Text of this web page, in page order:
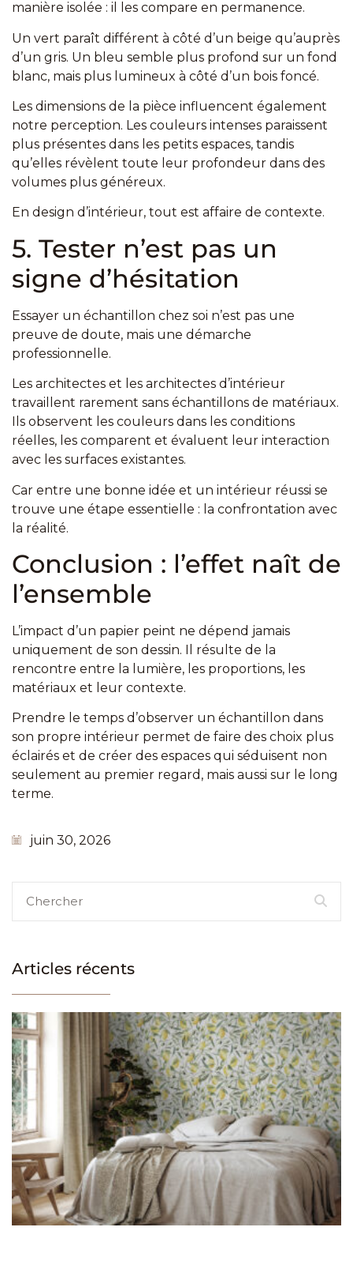
Articles récents
manière isolée : il les compare en permanence.
Un vert paraît différent à côté d’un beige qu’auprès
d’un gris. Un bleu semble plus profond sur un fond
blanc, mais plus lumineux à côté d’un bois foncé.
Les dimensions de la pièce influencent également
notre perception. Les couleurs intenses paraissent
plus présentes dans les petits espaces, tandis
qu’elles révèlent toute leur profondeur dans des
volumes plus généreux.
En design d’intérieur, tout est affaire de contexte.
5. Tester n’est pas un
signe d’hésitation
Essayer un échantillon chez soi n’est pas une
preuve de doute, mais une démarche
professionnelle.
Les architectes et les architectes d’intérieur
travaillent rarement sans échantillons de matériaux.
Ils observent les couleurs dans les conditions
réelles, les comparent et évaluent leur interaction
avec les surfaces existantes.
Car entre une bonne idée et un intérieur réussi se
trouve une étape essentielle : la confrontation avec
la réalité.
Conclusion : l’effet naît de
l’ensemble
L’impact d’un papier peint ne dépend jamais
uniquement de son dessin. Il résulte de la
rencontre entre la lumière, les proportions, les
matériaux et leur contexte.
Prendre le temps d’observer un échantillon dans
son propre intérieur permet de faire des choix plus
éclairés et de créer des espaces qui séduisent non
seulement au premier regard, mais aussi sur le long
terme.
juin 30, 2026